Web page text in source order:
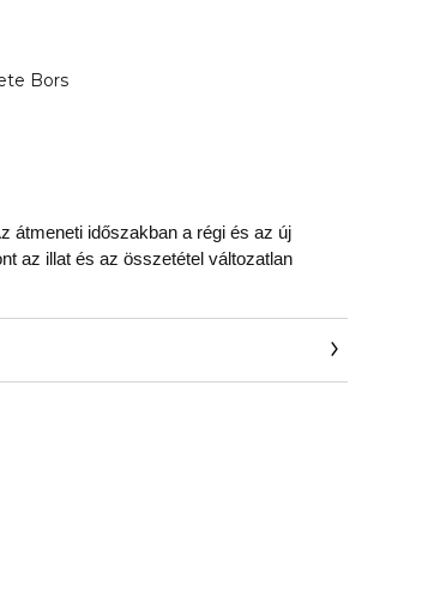
Bors
átmeneti időszakban a régi és az új
az illat és az összetétel változatlan